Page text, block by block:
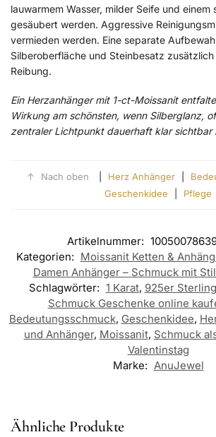
lauwarmem Wasser, milder Seife und einem
gesäubert werden. Aggressive
vermieden werden. Eine separate
Silberoberfläche und Steinbesatz
Reibung.
Ein Herzanhänger mit 1-ct-Moissanit
Wirkung am schönsten, wenn Silberglanz,
zentraler Lichtpunkt dauerhaft klar sichtbar
↑ Nach oben Herz Anhänger
Geschenkidee
Pflege
Artikelnummer:
Kategorien: Moissanit Ketten &
Damen Anhänger – Schmuck mit
Schlagwörter: 1 Karat, 925er
Schmuck Geschenke online
Bedeutungsschmuck, Geschenkidee,
und Anhänger, Moissanit, Schmuck
Valentinstag
Marke: AnuJewel
Ähnliche Produkte